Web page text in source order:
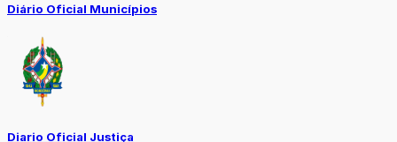
Diário Oficial Municípios
Diario Oficial Justiça